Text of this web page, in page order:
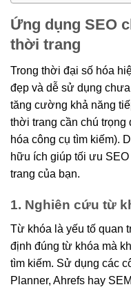
Ứng dụng SEO
thời trang
Trong thời đại số hóa
đẹp và dễ sử dụng
tăng cường khả năng
thời trang cần chú
hóa công cụ tìm kiếm).
hữu ích giúp tối ưu
trang của bạn.
1. Nghiên cứu từ
Từ khóa là yếu tố quan
định đúng từ khóa mà
tìm kiếm. Sử dụng các
Planner, Ahrefs hay